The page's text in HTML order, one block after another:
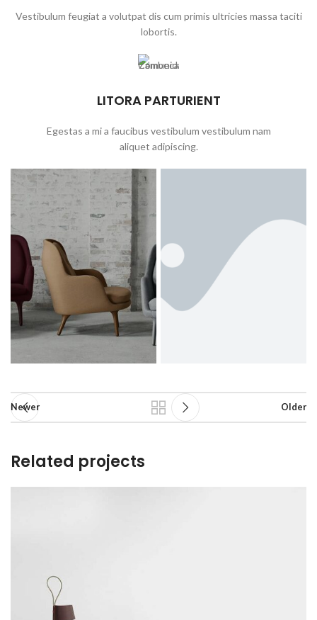
Vestibulum feugiat a volutpat dis cum primis ultricies massa taciti
lobortis.
LITORA PARTURIENT
Egestas a mi a faucibus vestibulum vestibulum nam
aliquet adipiscing.
Newer Older
Related projects